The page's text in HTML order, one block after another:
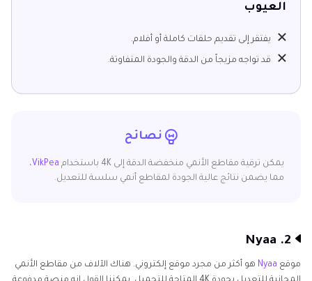
العيوب
يفتقر إلى تقديم حلقات كاملة أو أفلام.
قد تواجه مزيجاً من الدقة والجودة المتفاوتة.
نصائح
يمكن ترقية مقاطع الأنمي منخفضة الدقة إلى 4K باستخدام VikPea،
مما يضمن نتائج عالية الجودة لمقاطع أنمي سلسة للتعديل.
2. Nyaa
موقع Nyaa هو أكثر من مجرد موقع إلكتروني. هناك الآلاف من مقاطع الأنمي